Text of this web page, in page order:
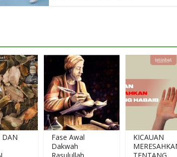
Fase Awal
Dakwah
KICAUAN
MERESAHKAN